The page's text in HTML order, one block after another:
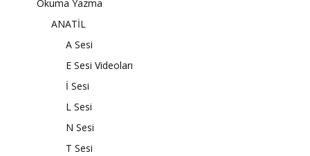
Okuma Yazma
ANATİL
A Sesi
E Sesi Videoları
İ Sesi
L Sesi
N Sesi
T Sesi